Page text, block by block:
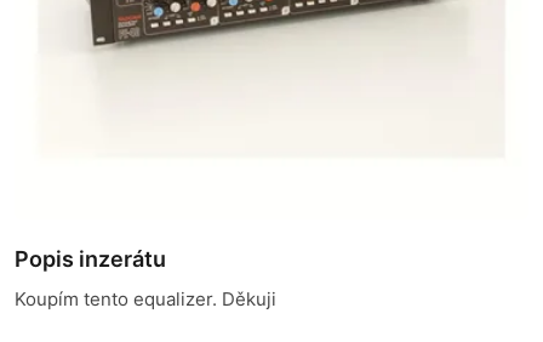
Popis inzerátu
Koupím tento equalizer. Děkuji